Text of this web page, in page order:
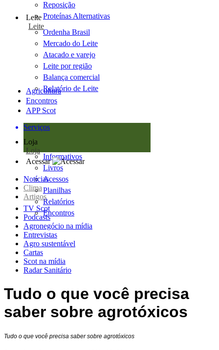
Reposição
Proteínas Alternativas
Leite
Leite
Ordenha Brasil
Mercado do Leite
Atacado e varejo
Leite por região
Balança comercial
Relatório de Leite
Agricultura
Encontros
APP Scot
Serviços
Loja
Loja
Informativos
Livros
Acessos
Planilhas
Relatórios
Encontros
Acessar
Notícias
Clima
Artigos
TV Scot
Podcasts
Agronegócio na mídia
Entrevistas
Agro sustentável
Cartas
Scot na mídia
Radar Sanitário
Tudo o que você precisa
saber sobre agrotóxicos
Tudo o que você precisa saber sobre agrotóxicos